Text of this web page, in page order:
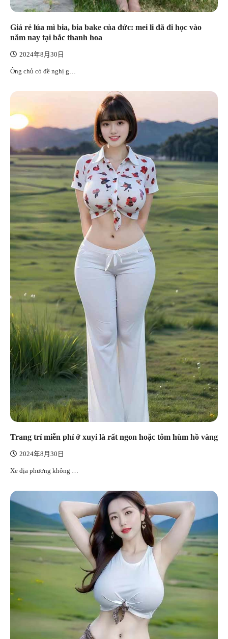
Giá rẻ lúa mì bia, bia bake của đức: mei li đã đi học vào
năm nay tại bắc thanh hoa
2024年8月30日
Ông chủ có đề nghị g…
Trang trí miễn phí ở xuyi là rất ngon hoặc tôm hùm hồ vàng
2024年8月30日
Xe địa phương không …